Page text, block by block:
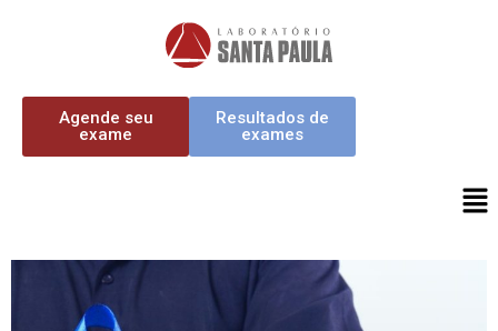
Agende seu
exame
Resultados de
exames